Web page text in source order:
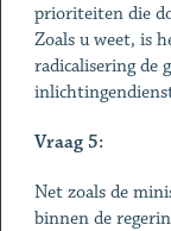
prioriteiten die
Zoals u weet, is
radicalisering de
Vraag 5:
Net zoals de
binnen de